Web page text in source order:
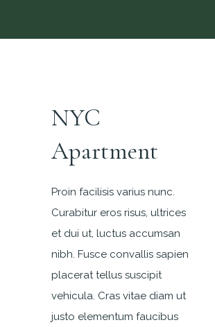
NYC
Apartment
Proin facilisis varius nunc.
Curabitur eros risus, ultrices
et dui ut, luctus accumsan
nibh. Fusce convallis sapien
placerat tellus suscipit
vehicula. Cras vitae diam ut
justo elementum faucibus